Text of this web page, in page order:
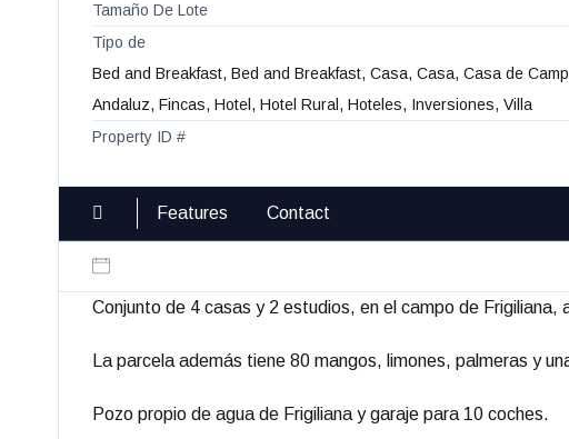
Tamaño De Lote
Tipo de
Bed and Breakfast, Bed and Breakfast, Casa, Casa, Casa de
Andaluz, Fincas, Hotel, Hotel Rural, Hoteles, Inversiones, Villa
Property ID #
Features Contact
Conjunto de 4 casas y 2 estudios, en el campo de
La parcela además tiene 80 mangos, limones, palmeras y
Pozo propio de agua de Frigiliana y garaje para 10 coches.